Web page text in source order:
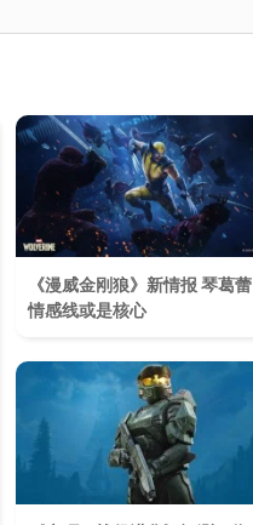
《漫威金刚狼》新情报 琴葛蕾
情感线或是核心